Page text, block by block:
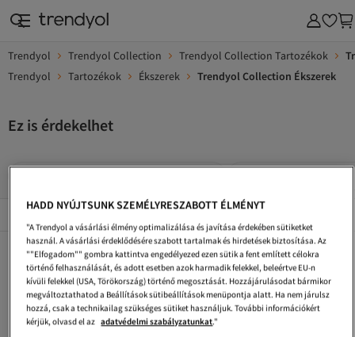
Trendyol Trendyol Collection Trendyol Collection Tartozékok
Trendyol
Tartozékok Ékszerek Trendyol Collection Ékszerek
Ez is érdekelhet
Népszerű márkák
Fehér Ékszerek Ekrü Női Ékszerek
MANGO Ékszerek
Trendyol Collection Sötétkék Kültéri Sárga Női Ékszerek
Sárga Ékszerek
Narancs Női Ékszerek
MANGO Fehér Ékszerek
MANGO Narancs ÉkszerekMANGO Női Ékszerek
HADD NYÚJTSUNK SZEMÉLYRESZABOTT ÉLMÉNYT
"A Trendyol a vásárlási élmény optimalizálása és javítása érdekében sütiketket
használ. A vásárlási érdeklődésére szabott tartalmak és hirdetések biztosítása. Az
""Elfogadom"" gombra kattintva engedélyezed ezen sütik a fent említett célokra
történő felhasználását, és adott esetben azok harmadik felekkel, beleértve EU-n
kívüli felekkel (USA, Törökország) történő megosztását. Hozzájárulásodat bármikor
megváltoztathatod a Beállítások sütibeállítások menüpontja alatt. Ha nem járulsz
hozzá, csak a technikailag szükséges sütiket használjuk. További információkért
kérjük, olvasd el az adatvédelmi szabályzatunkat."